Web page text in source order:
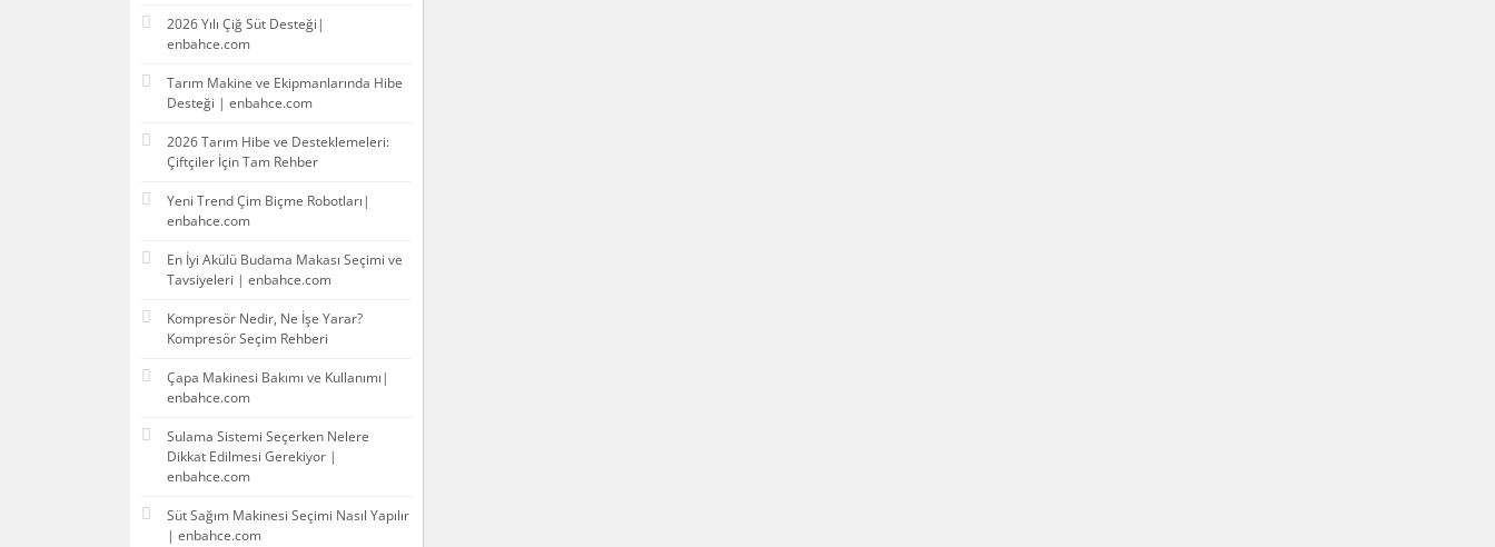
2026 Yılı Çiğ Süt Desteği|
enbahce.com
Tarım Makine ve Ekipmanlarında Hibe
Desteği | enbahce.com
2026 Tarım Hibe ve Desteklemeleri:
Çiftçiler İçin Tam Rehber
Yeni Trend Çim Biçme Robotları|
enbahce.com
En İyi Akülü Budama Makası Seçimi ve
Tavsiyeleri | enbahce.com
Kompresör Nedir, Ne İşe Yarar?
Kompresör Seçim Rehberi
Çapa Makinesi Bakımı ve Kullanımı|
enbahce.com
Sulama Sistemi Seçerken Nelere
Dikkat Edilmesi Gerekiyor |
enbahce.com
Süt Sağım Makinesi Seçimi Nasıl Yapılır
| enbahce.com